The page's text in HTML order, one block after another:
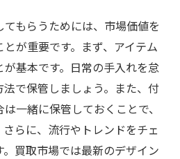
もらうためには、市場価値を
が重要です。まず、アイテム
基本です。日常の手入れを怠
で保管しましょう。また、付
一緒に保管しておくことで、
らに、流行やトレンドをチェ
買取市場では最新のデザイン